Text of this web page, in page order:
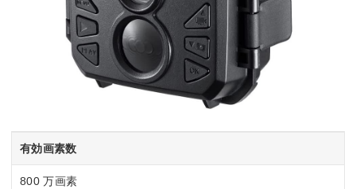
有効画素数
800 万画素